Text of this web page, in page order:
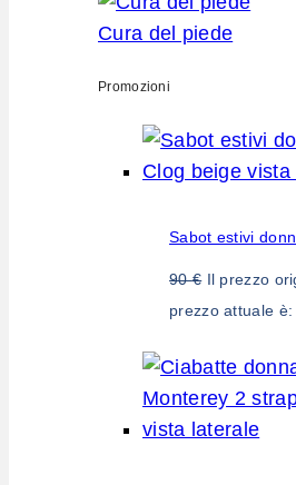
Cura del piede
Promozioni
Sabot estivi
90€ Il prezzo
prezzo attuale è: